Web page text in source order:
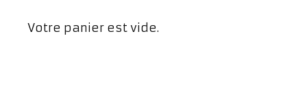
Votre panier est vide.